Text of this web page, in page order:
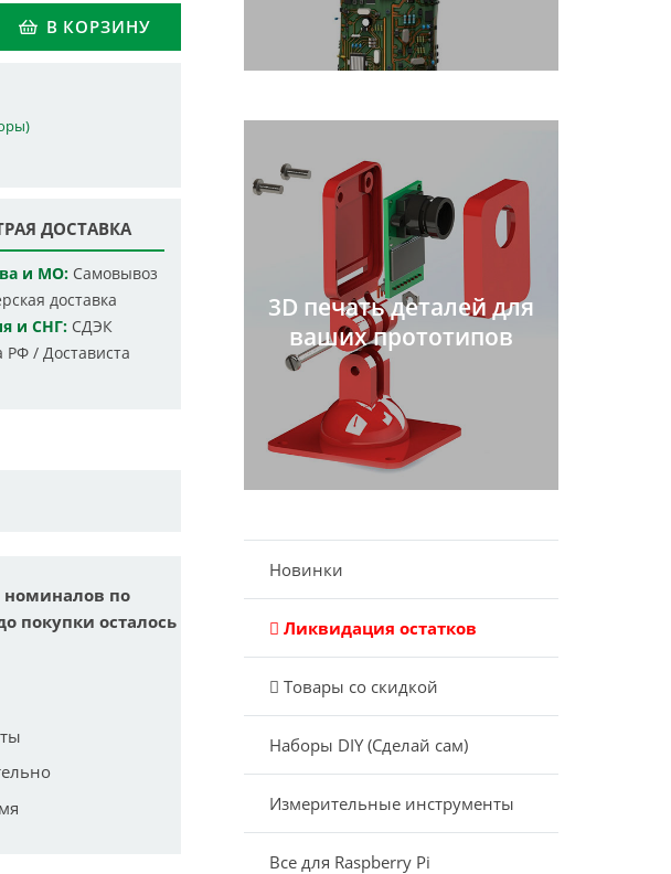
В КОРЗИНУ
ДОСТАВКА
и МО:Самовывоз
доставка
и СНГ:СДЭК
РФ / Достависта
номиналов по
покупки осталось
3D печать деталей для
ваших прототипов
Новинки
Ликвидация остатков
Товары со скидкой
Наборы DIY (Сделай сам)
Измерительные инструменты
Все для Raspberry Pi